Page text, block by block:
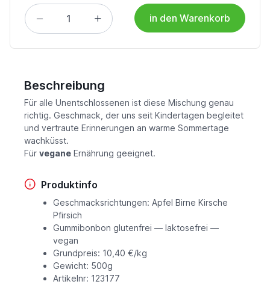
in den Warenkorb
Beschreibung
Für alle Unentschlossenen ist diese Mischung genau
richtig. Geschmack, der uns seit Kindertagen begleitet
und vertraute Erinnerungen an warme Sommertage
wachküsst.
Für vegane Ernährung geeignet.
Produktinfo
Geschmacksrichtungen: Apfel Birne Kirsche
Pfirsich
Gummibonbon glutenfrei — laktosefrei —
vegan
Grundpreis: 10,40 €/kg
Gewicht: 500g
Artikelnr: 123177